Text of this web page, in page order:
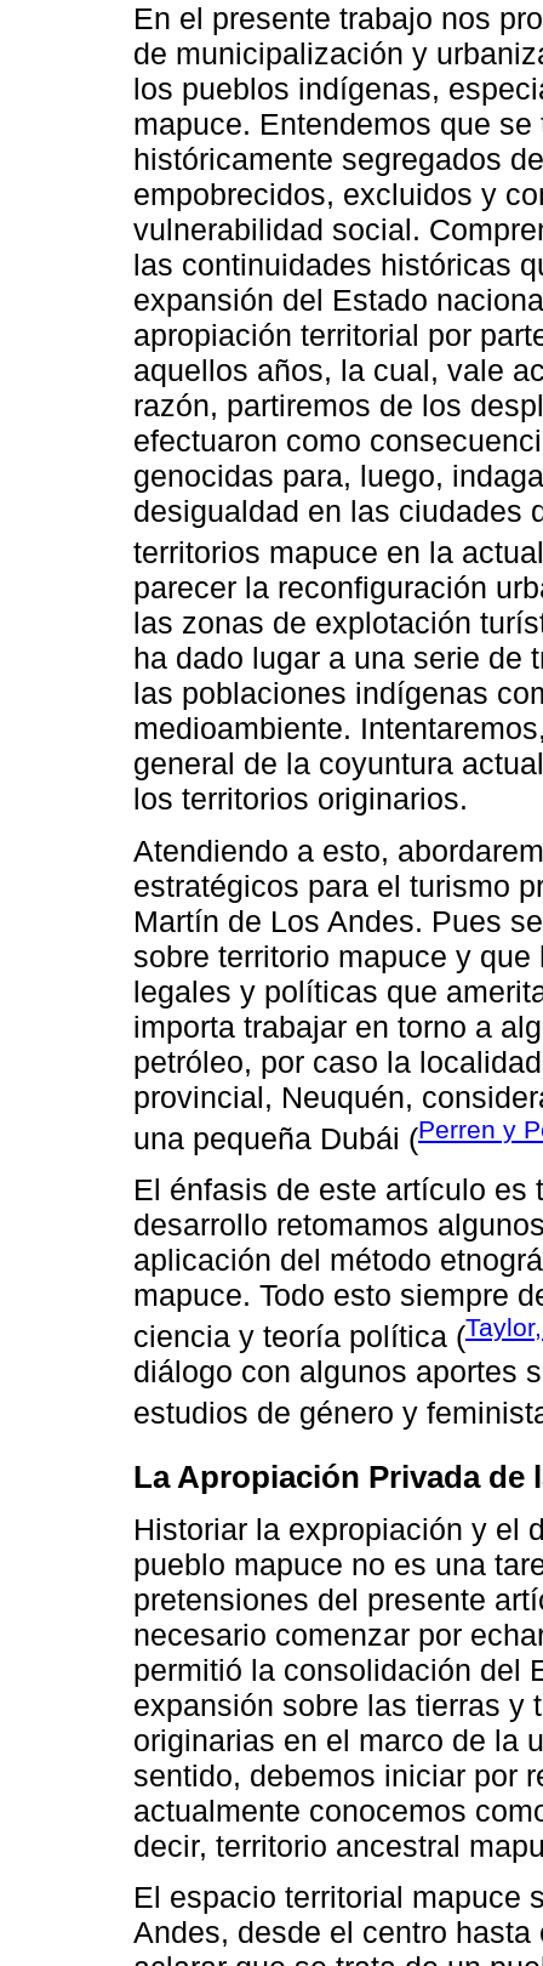
En el presente trabajo nos
de municipalización y
los pueblos indígenas,
mapuce. Entendemos que
históricamente segregados
empobrecidos, excluidos y
vulnerabilidad social.
las continuidades históricas
expansión del Estado
apropiación territorial por
aquellos años, la cual, vale
razón, partiremos de los
efectuaron como
genocidas para, luego,
desigualdad en las ciudades
territorios mapuce en la
parecer la reconfiguración
las zonas de explotación
ha dado lugar a una serie de
las poblaciones indígenas
medioambiente.
general de la coyuntura
los territorios originarios.
Atendiendo a esto,
estratégicos para el turismo
Martín de Los Andes. Pues
sobre territorio mapuce y
legales y políticas que
importa trabajar en torno a
petróleo, por caso la
provincial, Neuquén,
una pequeña Dubái (Perren y
El énfasis de este artículo es
desarrollo retomamos
aplicación del método
mapuce. Todo esto siempre
ciencia y teoría política (
diálogo con algunos aportes
estudios de género y
La Apropiación Privada de
Historiar la expropiación y el
pueblo mapuce no es una
pretensiones del presente
necesario comenzar por
permitió la consolidación del
expansión sobre las tierras y
originarias en el marco de la
sentido, debemos iniciar por
actualmente conocemos
decir, territorio ancestral
El espacio territorial mapuce
Andes, desde el centro